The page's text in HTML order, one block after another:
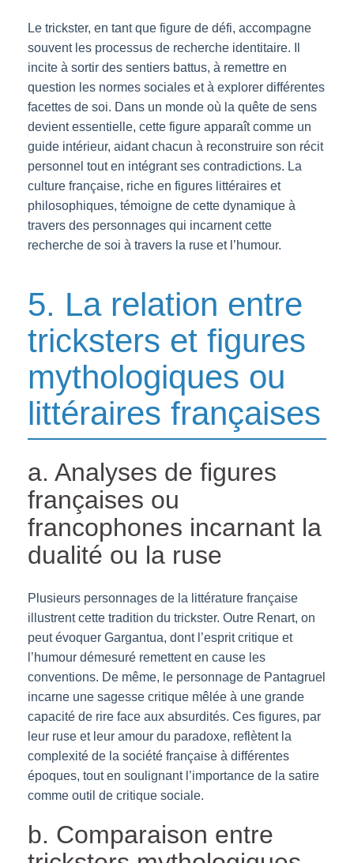
Le trickster, en tant que figure de défi, accompagne
souvent les processus de recherche identitaire. Il
incite à sortir des sentiers battus, à remettre en
question les normes sociales et à explorer différentes
facettes de soi. Dans un monde où la quête de sens
devient essentielle, cette figure apparaît comme un
guide intérieur, aidant chacun à reconstruire son récit
personnel tout en intégrant ses contradictions. La
culture française, riche en figures littéraires et
philosophiques, témoigne de cette dynamique à
travers des personnages qui incarnent cette
recherche de soi à travers la ruse et l’humour.
5. La relation entre
tricksters et figures
mythologiques ou
littéraires françaises
a. Analyses de figures
françaises ou
francophones incarnant la
dualité ou la ruse
Plusieurs personnages de la littérature française
illustrent cette tradition du trickster. Outre Renart, on
peut évoquer Gargantua, dont l’esprit critique et
l’humour démesuré remettent en cause les
conventions. De même, le personnage de Pantagruel
incarne une sagesse critique mêlée à une grande
capacité de rire face aux absurdités. Ces figures, par
leur ruse et leur amour du paradoxe, reflètent la
complexité de la société française à différentes
époques, tout en soulignant l’importance de la satire
comme outil de critique sociale.
b. Comparaison entre